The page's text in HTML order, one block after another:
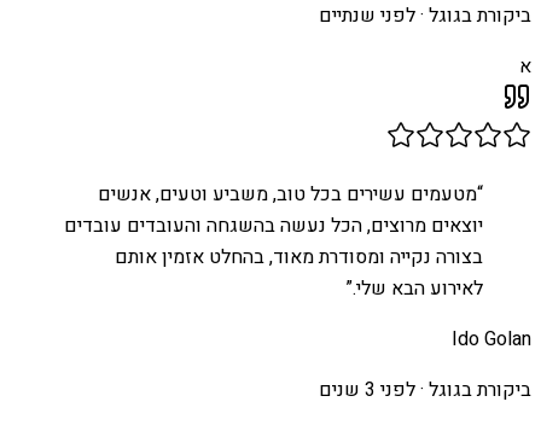
ביקורת בגוגל ·לפני שנתיים
א
“מטעמים עשירים בכל טוב, משביע וטעים, אנשים
יוצאים מרוצים, הכל נעשה בהשגחה והעובדים עובדים
בצורה נקייה ומסודרת מאוד, בהחלט אזמין אותם
לאירוע הבא שלי.”
Ido Golan
ביקורת בגוגל ·לפני 3 שנים